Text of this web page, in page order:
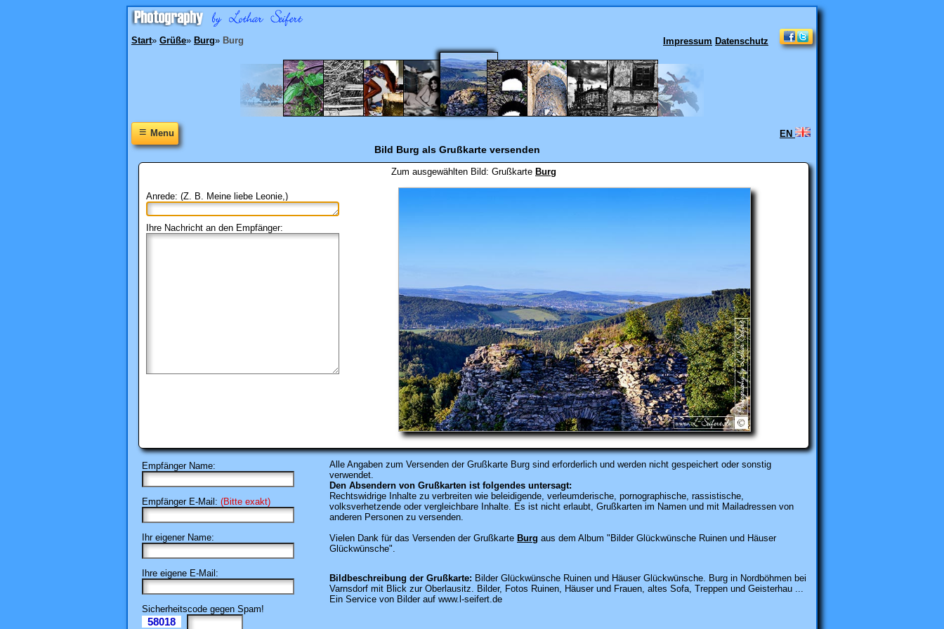
Impressum Datenschutz
Start» Grüße» Burg» Burg
≡Menu EN
Bild Burg als Grußkarte versenden
Zum ausgewählten Bild: Grußkarte Burg
Anrede: (Z. B. Meine liebe Leonie,)
Ihre Nachricht an den Empfänger:
Empfänger Name:
Empfänger E-Mail: (Bitte exakt)
Ihr eigener Name:
Ihre eigene E-Mail:
Sicherheitscode gegen Spam!
58018
Alle Angaben zum Versenden der Grußkarte Burg sind erforderlich und werden nicht gespeichert oder sonstig
verwendet.
Den Absendern von Grußkarten ist folgendes untersagt:
Rechtswidrige Inhalte zu verbreiten wie beleidigende, verleumderische, pornographische, rassistische,
volksverhetzende oder vergleichbare Inhalte. Es ist nicht erlaubt, Grußkarten im Namen und mit Mailadressen von
anderen Personen zu versenden.
Vielen Dank für das Versenden der Grußkarte Burg aus dem Album "Bilder Glückwünsche Ruinen und Häuser
Glückwünsche".
Bildbeschreibung der Grußkarte: Bilder Glückwünsche Ruinen und Häuser Glückwünsche. Burg in Nordböhmen bei
Varnsdorf mit Blick zur Oberlausitz. Bilder, Fotos Ruinen, Häuser und Frauen, altes Sofa, Treppen und Geisterhau ...
Ein Service von Bilder auf www.l-seifert.de